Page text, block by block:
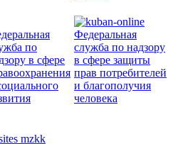
по
в сфере
Федеральная
служба по надзору
в сфере защиты
прав потребителей
и благополучия
человека